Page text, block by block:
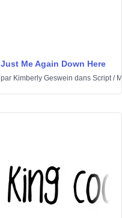
Just Me Again Down Here
par Kimberly Geswein dans Script/